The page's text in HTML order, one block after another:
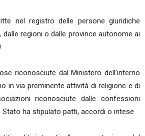
nel registro delle persone giuridiche
regioni o dalle province autonome ai
riconosciute dal Ministero dell’interno
in via preminente attività di religione e di
riconosciute dalle confessioni
Stato ha stipulato patti, accordi o intese